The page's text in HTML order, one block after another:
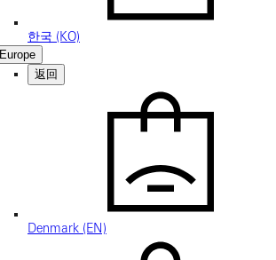
한국 (KO)
Europe
返回
Denmark (EN)